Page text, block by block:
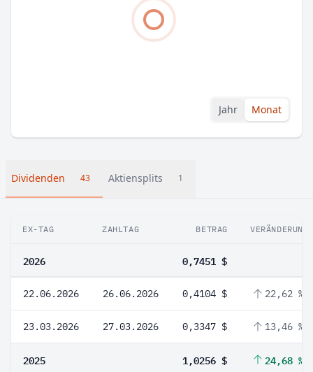
Jahr Monat
Dividenden 43 Aktiensplits 1
EX-TAG ZAHLTAG BETRAG VERÄNDERUNG
2026 0,7451 $
22.06.2026 26.06.2026 0,4104 $ 22,62 %
23.03.2026 27.03.2026 0,3347 $ 13,46 %
2025 1,0256 $ 24,68 %